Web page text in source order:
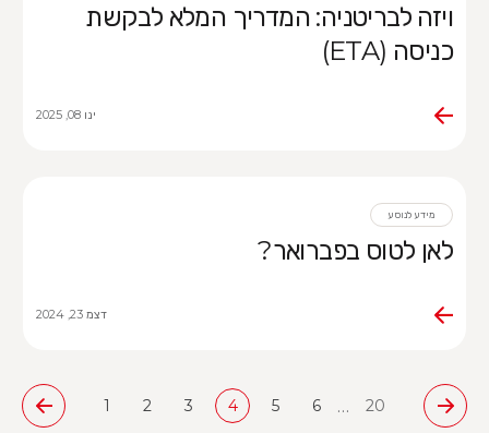
ויזה לבריטניה: המדריך המלא לבקשת
כניסה (ETA)
ינו 08, 2025
מידע לנוסע
לאן לטוס בפברואר?
דצמ 23, 2024
1 2 3 4 5 6 … 20